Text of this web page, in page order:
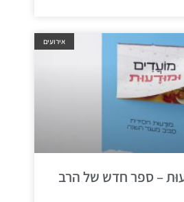
אירועים
– ספר חדש של הרב